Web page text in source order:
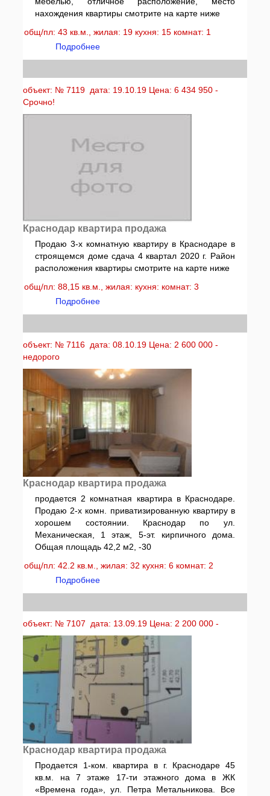
нахождения квартиры смотрите на карте ниже
общ/пл: 43 кв.м., жилая: 19 кухня: 15 комнат: 1
Подробнее
объект: № 7119 дата: 19.10.19 Цена: 6 434 950 -
Срочно!
Краснодар квартира продажа
Продаю 3-х комнатную квартиру в Краснодаре в
строящемся доме сдача 4 квартал 2020 г. Район
расположения квартиры смотрите на карте ниже
общ/пл: 88,15 кв.м., жилая: кухня: комнат: 3
Подробнее
объект: № 7116 дата: 08.10.19 Цена: 2 600 000 -
недорого
Краснодар квартира продажа
продается 2 комнатная квартира в Краснодаре.
Продаю 2-х комн. приватизированную квартиру в
хорошем состоянии. Краснодар по ул.
Механическая, 1 этаж, 5-эт. кирпичного дома.
Общая площадь 42,2 м2, -30
общ/пл: 42.2 кв.м., жилая: 32 кухня: 6 комнат: 2
Подробнее
объект: № 7107 дата: 13.09.19 Цена: 2 200 000 -
Краснодар квартира продажа
Продается 1-ком. квартира в г. Краснодаре 45
кв.м. на 7 этаже 17-ти этажного дома в ЖК
«Времена года», ул. Петра Метальникова. Все